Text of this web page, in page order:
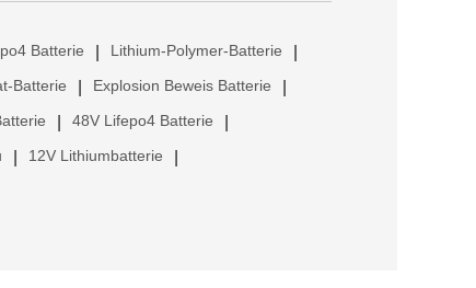
Batterie Lithium-Polymer-Batterie
Batterie Explosion Beweis Batterie
48V Lifepo4 Batterie
12V Lithiumbatterie